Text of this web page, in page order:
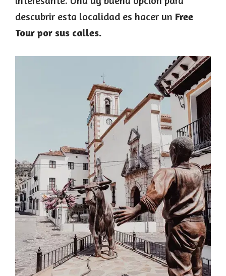
descubrir esta localidad es hacer un Free
Tour por sus calles.